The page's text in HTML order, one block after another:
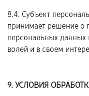
8.4. Субъект
принимает решение о
персональных данных
волей и в своем
9. УСЛОВИЯ